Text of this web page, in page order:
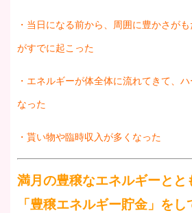
・当日になる前から、周囲に豊かさが
がすでに起こった
・エネルギーが体全体に流れてきて、
なった
・貰い物や臨時収入が多くなった
満月の豊穣なエネルギーとと
「豊穣エネルギー貯金」を